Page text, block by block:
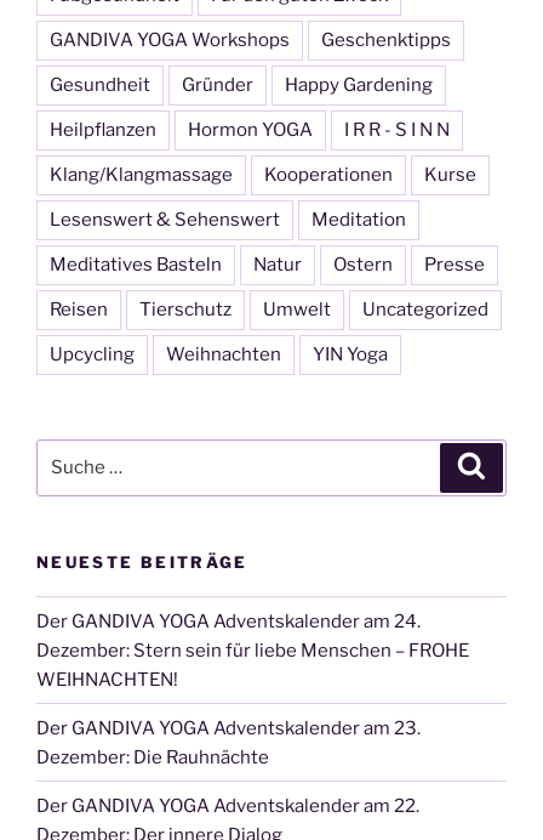
GANDIVA YOGA Workshops Geschenktipps
Gesundheit Gründer Happy Gardening
Heilpflanzen Hormon YOGA I R R - S I N N
Klang/Klangmassage Kooperationen Kurse
Lesenswert & Sehenswert Meditation
Meditatives Basteln Natur Ostern Presse
Reisen Tierschutz Umwelt Uncategorized
Upcycling Weihnachten YIN Yoga
nach:
NEUESTE BEITRÄGE
Der GANDIVA YOGA Adventskalender am 24.
Dezember: Stern sein für liebe Menschen – FROHE
WEIHNACHTEN!
Der GANDIVA YOGA Adventskalender am 23.
Dezember: Die Rauhnächte
Der GANDIVA YOGA Adventskalender am 22.
Dezember: Der innere Dialog